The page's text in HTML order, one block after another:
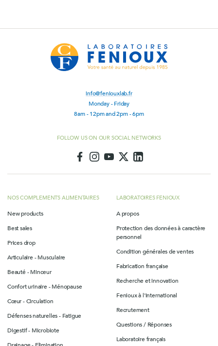
info@feniouxlab.fr
Monday - Friday
8am - 12pm and 2pm - 6pm
FOLLOW US ON OUR SOCIAL NETWORKS
NOS COMPLEMENTS ALIMENTAIRES
New products
Best sales
Prices drop
Articulaire - Musculaire
Beauté - Minceur
Confort urinaire - Ménopause
Cœur - Circulation
Défenses naturelles - Fatigue
Digestif - Microbiote
LABORATOIRES FENIOUX
A propos
Protection des données à caractère
personnel
Condition générales de ventes
Fabrication française
Recherche et innovation
Fenioux à l'international
Recrutement
Questions / Réponses
Laboratoire français